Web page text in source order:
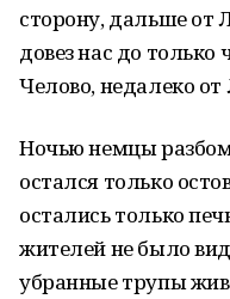
сторону, дальше от
довез нас до только
Челово, недалеко от
Ночью немцы
остался только
остались только
жителей не было
убранные трупы